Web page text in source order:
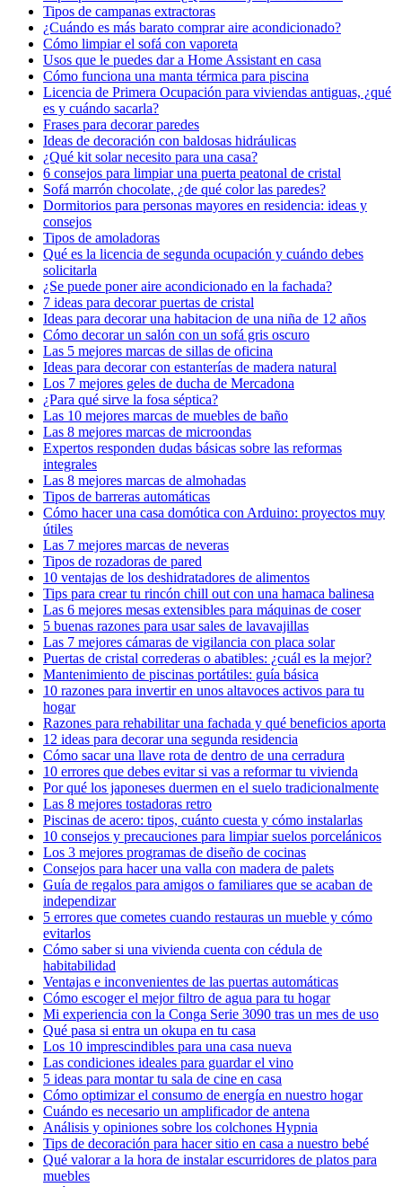
Tipos de campanas extractoras
¿Cuándo es más barato comprar aire acondicionado?
Cómo limpiar el sofá con vaporeta
Usos que le puedes dar a Home Assistant en casa
Cómo funciona una manta térmica para piscina
Licencia de Primera Ocupación para viviendas antiguas, ¿qué
es y cuándo sacarla?
Frases para decorar paredes
Ideas de decoración con baldosas hidráulicas
¿Qué kit solar necesito para una casa?
6 consejos para limpiar una puerta peatonal de cristal
Sofá marrón chocolate, ¿de qué color las paredes?
Dormitorios para personas mayores en residencia: ideas y
consejos
Tipos de amoladoras
Qué es la licencia de segunda ocupación y cuándo debes
solicitarla
¿Se puede poner aire acondicionado en la fachada?
7 ideas para decorar puertas de cristal
Ideas para decorar una habitacion de una niña de 12 años
Cómo decorar un salón con un sofá gris oscuro
Las 5 mejores marcas de sillas de oficina
Ideas para decorar con estanterías de madera natural
Los 7 mejores geles de ducha de Mercadona
¿Para qué sirve la fosa séptica?
Las 10 mejores marcas de muebles de baño
Las 8 mejores marcas de microondas
Expertos responden dudas básicas sobre las reformas
integrales
Las 8 mejores marcas de almohadas
Tipos de barreras automáticas
Cómo hacer una casa domótica con Arduino: proyectos muy
útiles
Las 7 mejores marcas de neveras
Tipos de rozadoras de pared
10 ventajas de los deshidratadores de alimentos
Tips para crear tu rincón chill out con una hamaca balinesa
Las 6 mejores mesas extensibles para máquinas de coser
5 buenas razones para usar sales de lavavajillas
Las 7 mejores cámaras de vigilancia con placa solar
Puertas de cristal correderas o abatibles: ¿cuál es la mejor?
Mantenimiento de piscinas portátiles: guía básica
10 razones para invertir en unos altavoces activos para tu
hogar
Razones para rehabilitar una fachada y qué beneficios aporta
12 ideas para decorar una segunda residencia
Cómo sacar una llave rota de dentro de una cerradura
10 errores que debes evitar si vas a reformar tu vivienda
Por qué los japoneses duermen en el suelo tradicionalmente
Las 8 mejores tostadoras retro
Piscinas de acero: tipos, cuánto cuesta y cómo instalarlas
10 consejos y precauciones para limpiar suelos porcelánicos
Los 3 mejores programas de diseño de cocinas
Consejos para hacer una valla con madera de palets
Guía de regalos para amigos o familiares que se acaban de
independizar
5 errores que cometes cuando restauras un mueble y cómo
evitarlos
Cómo saber si una vivienda cuenta con cédula de
habitabilidad
Ventajas e inconvenientes de las puertas automáticas
Cómo escoger el mejor filtro de agua para tu hogar
Mi experiencia con la Conga Serie 3090 tras un mes de uso
Qué pasa si entra un okupa en tu casa
Los 10 imprescindibles para una casa nueva
Las condiciones ideales para guardar el vino
5 ideas para montar tu sala de cine en casa
Cómo optimizar el consumo de energía en nuestro hogar
Cuándo es necesario un amplificador de antena
Análisis y opiniones sobre los colchones Hypnia
Tips de decoración para hacer sitio en casa a nuestro bebé
Qué valorar a la hora de instalar escurridores de platos para
muebles